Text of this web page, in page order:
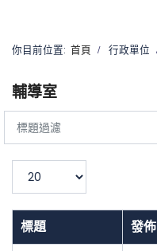
你目前位置: 首頁 行政單位
輔導室
過
濾
數
目
標題 發